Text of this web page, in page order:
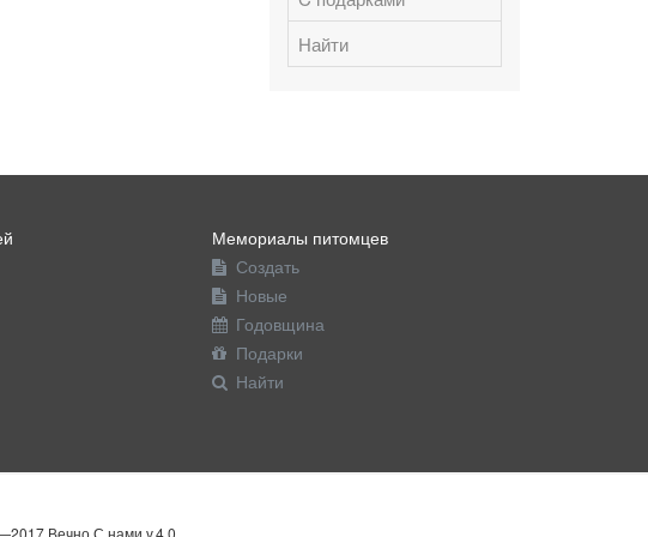
Найти
Мемориалы питомцев
Создать
Новые
Годовщина
Подарки
Найти